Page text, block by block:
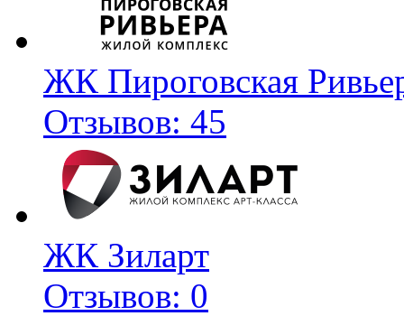
ЖК Пироговская
Отзывов: 45
ЖК Зиларт
Отзывов: 0